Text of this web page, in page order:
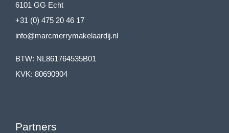
6101 GG Echt
+31 (0) 475 20 46 17
info@marcmerrymakelaardij.nl
BTW: NL861764535B01
KVK: 80690904
Partners